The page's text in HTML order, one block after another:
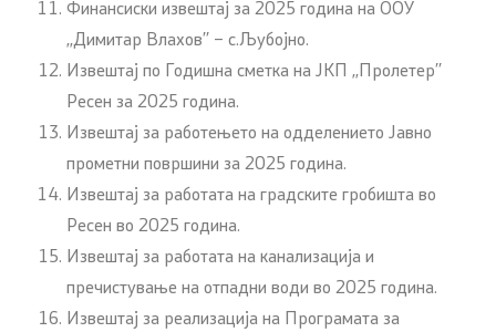
Финансиски извештај за 2025 година на OОУ
,,Димитар Влахов’’ – с.Љубојно.
Извештај по Годишна сметка на ЈКП ,,Пролетер’’
Ресен за 2025 година.
Извештај за работењето на одделението Јавно
прометни површини за 2025 година.
Извештај за работата на градските гробишта во
Ресен во 2025 година.
Извештај за работата на канализација и
пречистување на отпадни води во 2025 година.
Извештај за реализација на Програмата за